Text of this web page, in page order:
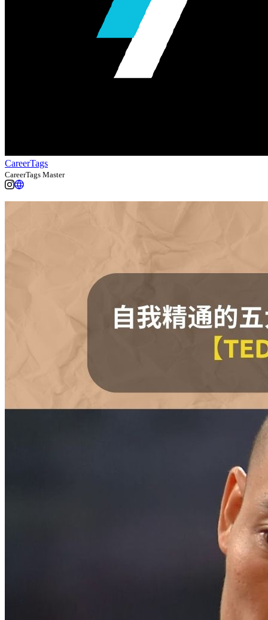
CareerTags
CareerTags Master